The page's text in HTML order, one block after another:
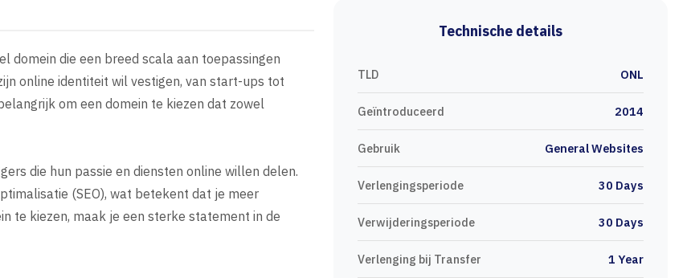
domein die een breed scala aan toepassingen
online identiteit wil vestigen, van start-ups tot
om een domein te kiezen dat zowel
die hun passie en diensten online willen delen.
(SEO), wat betekent dat je meer
te kiezen, maak je een sterke statement in de
Technische details
TLD ONL
Geïntroduceerd 2014
Gebruik General Websites
Verlengingsperiode 30 Days
Verwijderingsperiode 30 Days
Verlenging bij Transfer 1 Year